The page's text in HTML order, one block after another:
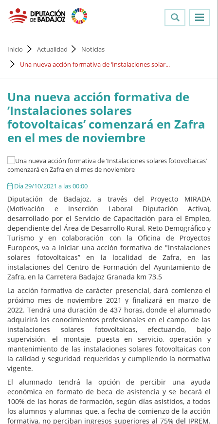
Inicio Actualidad
Noticias
Una nueva acción formativa de ‘Instalaciones solar...
Una nueva acción formativa de
‘Instalaciones solares
fotovoltaicas’ comenzará en Zafra
en el mes de noviembre
Día 29/10/2021 a las 00:00
Diputación de Badajoz, a través del Proyecto MIRADA
(Motivación e Inserción Laboral Diputación Activa),
desarrollado por el Servicio de Capacitación para el Empleo,
dependiente del Área de Desarrollo Rural, Reto Demográfico y
Turismo y en colaboración con la Oficina de Proyectos
Europeos, va a iniciar una acción formativa de "Instalaciones
solares fotovoltaicas” en la localidad de Zafra, en las
instalaciones del Centro de Formación del Ayuntamiento de
Zafra, en la Carretera Badajoz Granada km 73.5
La acción formativa de carácter presencial, dará comienzo el
próximo mes de noviembre 2021 y finalizará en marzo de
2022. Tendrá una duración de 437 horas, donde el alumnado
adquirirá los conocimientos profesionales en el campo de las
instalaciones solares fotovoltaicas, efectuando, bajo
supervisión, el montaje, puesta en servicio, operación y
mantenimiento de las instalaciones solares fotovoltaicas con
la calidad y seguridad requeridas y cumpliendo la normativa
vigente.
El alumnado tendrá la opción de percibir una ayuda
económica en formato de beca de asistencia y se becará el
100% de las horas de formación, según días asistidos, a todos
los alumnos y alumnas que, a fecha de comienzo de la acción
formativa, no perciban ingresos superiores al 75% del IPREM.